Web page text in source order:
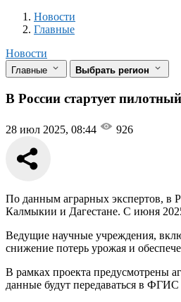
Новости
Разделы
Новости
Главные
Новости
Главные Выбрать регион
В России стартует
28 июл 2025, 08:44 926
По данным аграрных экспертов, в
Калмыкии и Дагестане. С июня
Ведущие научные учреждения,
снижение потерь урожая и
В рамках проекта предусмотрены
данные будут передаваться в